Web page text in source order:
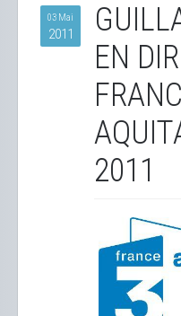
03 Mai
2011
EN
2011